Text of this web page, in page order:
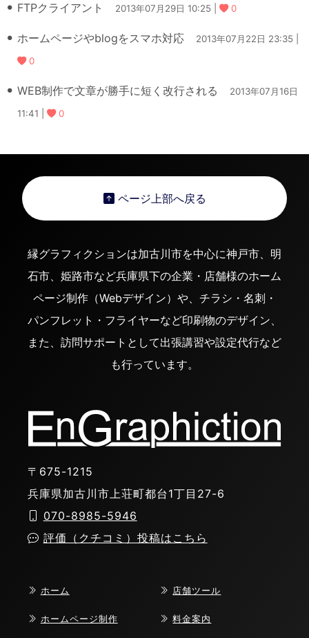
FTPクライアント 2013年07月29日 10:25 | 0
ホームページやblogをスマホ対応
2013年07月22日 23:35 |
0
WEB制作で文章が勝手に短く改行される
2013年07月16日
11:41 |
0
ページ上部へ戻る
縁グラフィクションは加古川市を中心に神戸市、明
石市、姫路市など兵庫県下の企業・店舗様のホーム
ページ制作（Webデザイン）や、チラシ・名刺・
パンフレット・フライヤーなど印刷物のデザイン、
また、訪問サポートとして出張講習や設定代行など
も行っています。
〒675-1215
兵庫県加古川市上荘町都台1丁目27-6
070-8985-5946
評価（クチコミ）投稿はこちら
ホーム
ホームページ制作
店舗ツール
料金案内